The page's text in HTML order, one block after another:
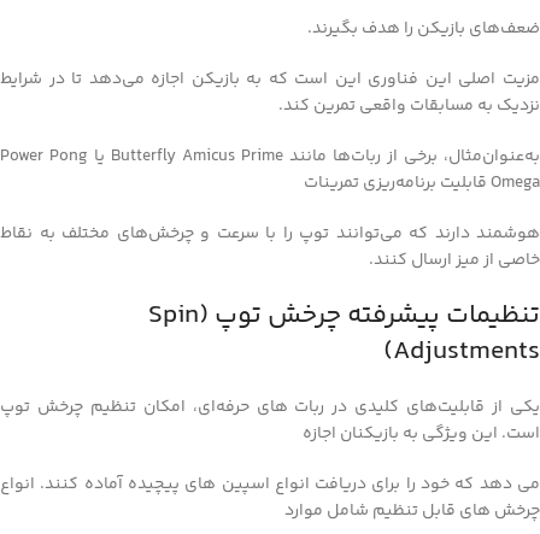
ضعف‌های بازیکن را هدف بگیرند.
مزیت اصلی این فناوری این است که به بازیکن اجازه می‌دهد تا در شرایط
نزدیک به مسابقات واقعی تمرین کند.
به‌عنوان‌مثال، برخی از ربات‌ها مانند Butterfly Amicus Prime یا Power Pong
Omega قابلیت برنامه‌ریزی تمرینات
هوشمند دارند که می‌توانند توپ را با سرعت و چرخش‌های مختلف به نقاط
خاصی از میز ارسال کنند.
تنظیمات پیشرفته چرخش توپ (Spin
Adjustments)
یکی از قابلیت‌های کلیدی در ربات‌ های حرفه‌ای، امکان تنظیم چرخش توپ
است. این ویژگی به بازیکنان اجازه
می‌ دهد که خود را برای دریافت انواع اسپین‌ های پیچیده آماده کنند. انواع
چرخش‌ های قابل تنظیم شامل موارد